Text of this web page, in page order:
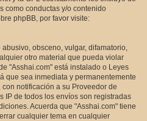
como conductas y/o contenido
phpBB, por favor visite:
obsceno, vulgar, difamatorio,
otro material que pueda violar
"Asshai.com" está instalado o Leyes
que sea inmediata y permanentemente
notificación a su Proveedor de
IP de todos los envíos son registradas
Acuerda que "Asshai.com" tiene
cualquier tema en cualquier